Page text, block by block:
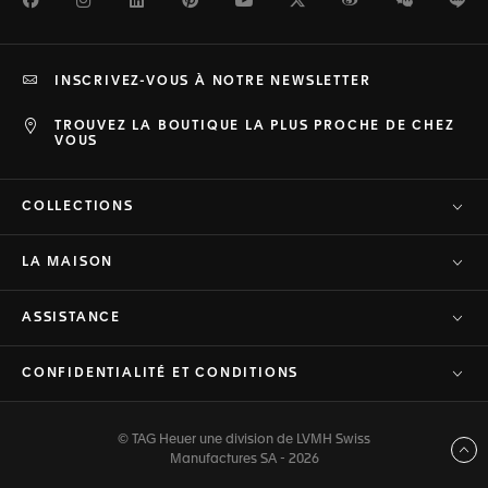
TROUVEZ LA BOUTIQUE LA PLUS PROCHE DE CHEZ
VOUS
INSCRIVEZ-VOUS À NOTRE NEWSLETTER
COLLECTIONS
LA MAISON
ASSISTANCE
CONFIDENTIALITÉ ET CONDITIONS
© TAG Heuer une division de LVMH Swiss
Manufactures SA - 2026
Haut de page